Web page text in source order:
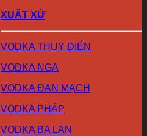
XUẤT XỨ
VODKA THỤY ĐIỂN
VODKA NGA
VODKA ĐAN MẠCH
VODKA PHÁP
VODKA BA LAN